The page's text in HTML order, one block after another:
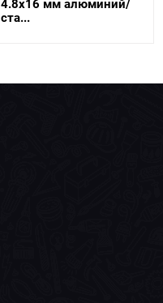
4.8х16 мм алюминий/
ста...